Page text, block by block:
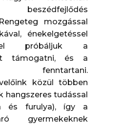
mozgással
énekelgetéssel
próbáljuk a
támogatni, és a
fenntartani.
közül többen
hangszeres tudással
és furulya), így a
gyermekeknek